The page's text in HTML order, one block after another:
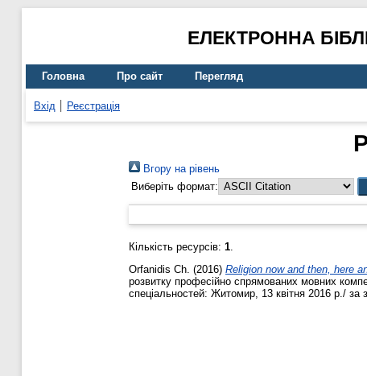
ЕЛЕКТРОННА
Головна Про сайт Перегляд
Вхід Реєстрація
Вгору на рівень
Виберіть формат:
Кількість ресурсів: 1.
Orfanidis Ch. (2016) Religion now and then, here
розвитку професійно спрямованих мовних
спеціальностей: Житомир, 13 квітня 2016 р./